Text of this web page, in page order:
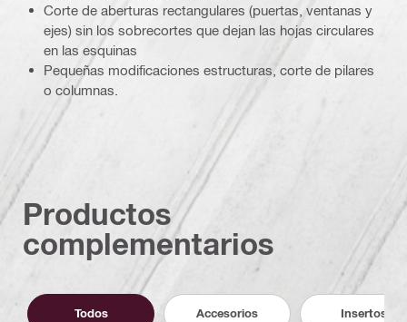
Corte de aberturas rectangulares (puertas, ventanas y
ejes) sin los sobrecortes que dejan las hojas circulares
en las esquinas
Pequeñas modificaciones estructuras, corte de pilares
o columnas.
Productos
complementarios
Todos Accesorios Insertos